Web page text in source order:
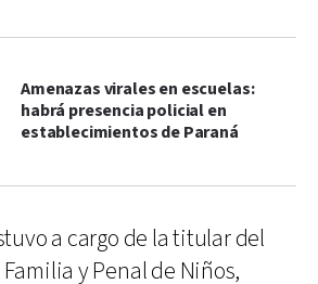
Amenazas virales en escuelas:
habrá presencia policial en
establecimientos de Paraná
a cargo de la titular del
y Penal de Niños,